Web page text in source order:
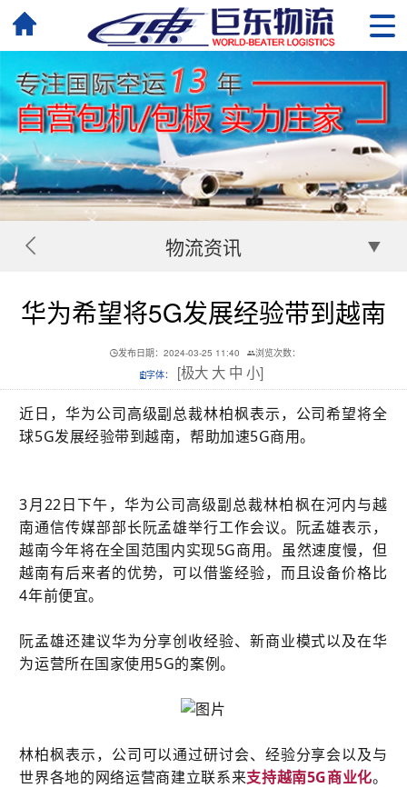
物流资讯
华为希望将5G发展经验带到越南
发布日期：2024-03-25 11:40
浏览次数：
字体：
[极大 大 中 小]
近日，华为公司高级副总裁林柏枫表示，公司希望将全
球5G发展经验带到越南，帮助加速5G商用。
3月22日下午，华为公司高级副总裁林柏枫在河内与越
南通信传媒部部长阮孟雄举行工作会议。阮孟雄表示，
越南今年将在全国范围内实现5G商用。虽然速度慢，但
越南有后来者的优势，可以借鉴经验，而且设备价格比
4年前便宜。
阮孟雄还建议华为分享创收经验、新商业模式以及在华
为运营所在国家使用5G的案例。
林柏枫表示，公司可以通过研讨会、经验分享会以及与
世界各地的网络运营商建立联系来支持越南5G商业化。